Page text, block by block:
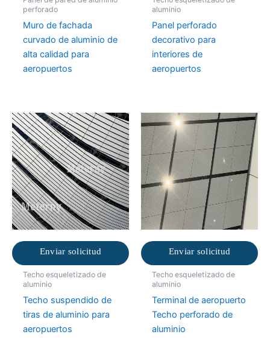
perforado
Muro de fachada
curvado de aluminio de
alta calidad para
aeropuertos
aluminio
Panel perforado
decorativo para
interiores de
aeropuertos
Enviar solicitud
Techo esqueletizado de
aluminio
Techo suspendido de
tiras de aluminio para
aeropuertos
Enviar solicitud
Techo esqueletizado de
aluminio
Terminal de aeropuerto
Techo perforado de
aluminio